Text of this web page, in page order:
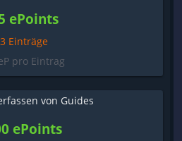
ePoints
3 Einträge
pro Eintrag
von Guides
ePoints